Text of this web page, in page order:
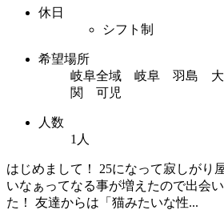
休日
シフト制
希望場所
岐阜全域 岐阜 羽島
関 可児
人数
1人
はじめまして！ 25になって寂しがり
いなぁってなる事が増えたので出会
た！ 友達からは「猫みたいな性...